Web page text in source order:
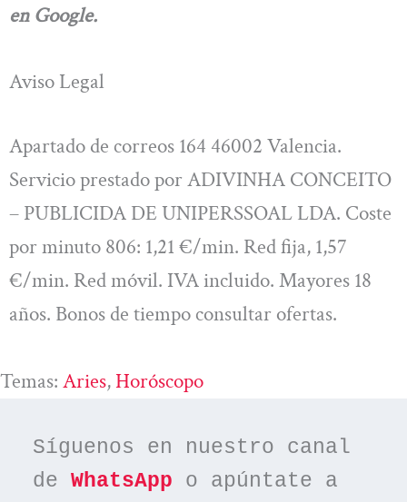
en Google.
Aviso Legal
Apartado de correos 164 46002 Valencia.
Servicio prestado por ADIVINHA CONCEITO
– PUBLICIDA DE UNIPERSSOAL LDA. Coste
por minuto 806: 1,21 €/min. Red fija, 1,57
€/min. Red móvil. IVA incluido. Mayores 18
años. Bonos de tiempo consultar ofertas.
Temas: Aries, Horóscopo
Síguenos en nuestro canal
de WhatsApp o apúntate a